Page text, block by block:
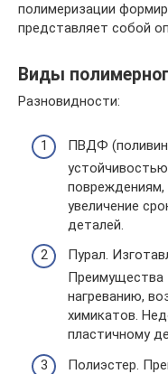
полимеризации
представляет собой
Виды
Разновидности:
ПВДФ
повреждениям,
увеличение
деталей.
Пурал.
Преимущества
нагреванию,
химикатов.
пластичному
Полиэстер.